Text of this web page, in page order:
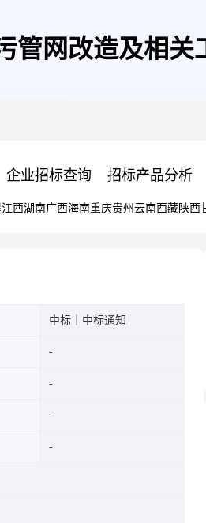
管网改造及相关
企业招标查询 招标产品分析
江西湖南广西海南重庆贵州 云南西藏陕西
中标｜中标通知